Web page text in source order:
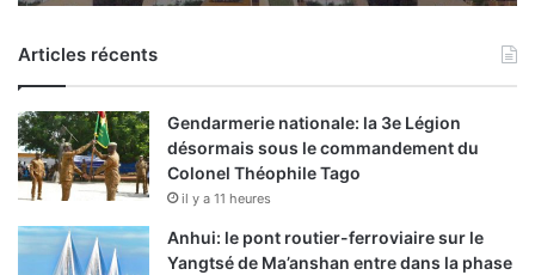
Articles récents
Gendarmerie nationale: la 3e Légion
désormais sous le commandement du
Colonel Théophile Tago
il y a 11 heures
Anhui: le pont routier-ferroviaire sur le
Yangtsé de Ma’anshan entre dans la phase